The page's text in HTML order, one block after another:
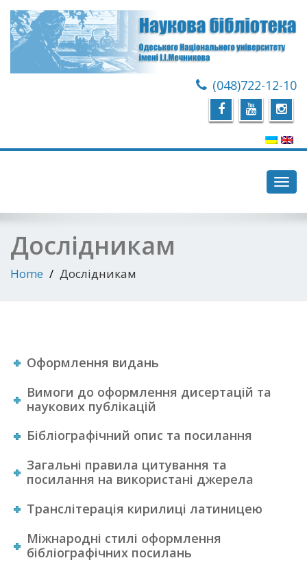
(048)722-12-10
Дослідникам
Home Дослідникам
Оформлення видань
Вимоги до оформлення дисертацій та
наукових публікацій
Бібліографічний опис та посилання
Загальні правила цитування та
посилання на використані джерела
Транслітерація кирилиці латиницею
Міжнародні стилі оформлення
бібліографічних посилань